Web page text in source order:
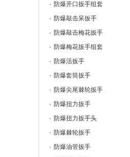
防爆开口扳手组套
防爆敲击呆扳手
防爆敲击梅花扳手
防爆梅花扳手组套
防爆活扳手
防爆套筒扳手
防爆尖尾棘轮扳手
防爆扭力扳手
防爆扭力扳手头
防爆棘轮扳手
防爆油管扳手